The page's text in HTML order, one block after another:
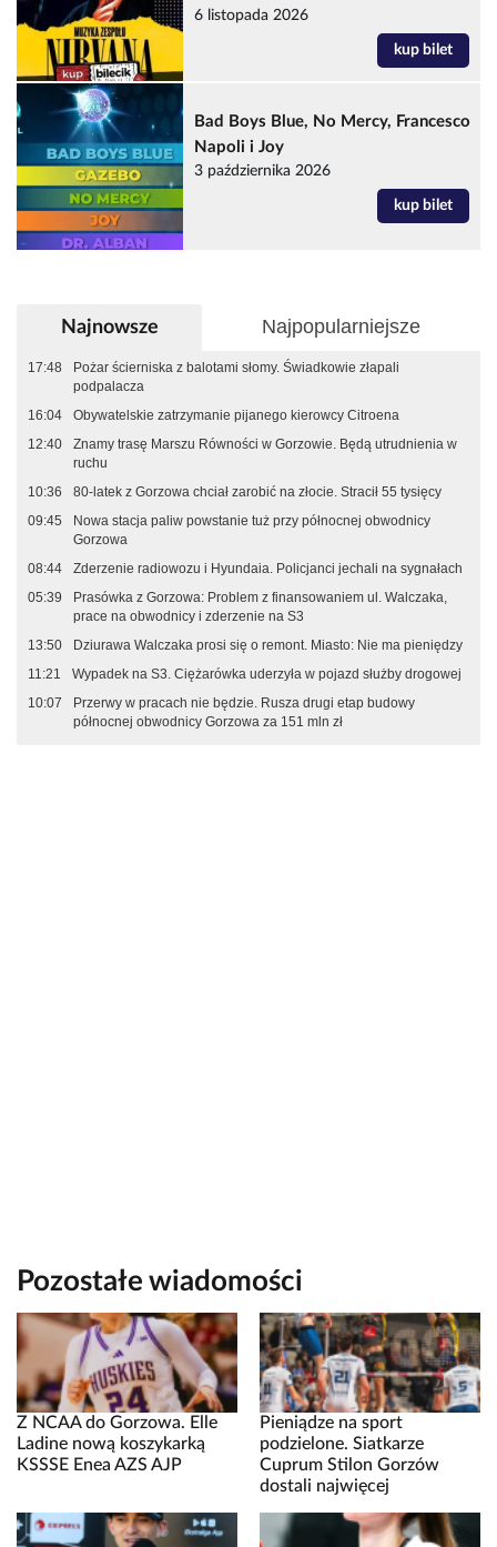
6 listopada 2026
kup bilet
Bad Boys Blue, No Mercy, Francesco
Napoli i Joy
3 października 2026
kup bilet
Najnowsze Najpopularniejsze
17:48
Pożar ścierniska z balotami słomy. Świadkowie złapali
podpalacza
16:04
Obywatelskie zatrzymanie pijanego kierowcy Citroena
12:40
Znamy trasę Marszu Równości w Gorzowie. Będą utrudnienia w
ruchu
10:36
80-latek z Gorzowa chciał zarobić na złocie. Stracił 55 tysięcy
09:45
Nowa stacja paliw powstanie tuż przy północnej obwodnicy
Gorzowa
08:44
Zderzenie radiowozu i Hyundaia. Policjanci jechali na sygnałach
05:39
Prasówka z Gorzowa: Problem z finansowaniem ul. Walczaka,
prace na obwodnicy i zderzenie na S3
13:50
Dziurawa Walczaka prosi się o remont. Miasto: Nie ma pieniędzy
11:21
Wypadek na S3. Ciężarówka uderzyła w pojazd służby drogowej
10:07
Przerwy w pracach nie będzie. Rusza drugi etap budowy
północnej obwodnicy Gorzowa za 151 mln zł
Pozostałe wiadomości
Z NCAA do Gorzowa. Elle
Ladine nową koszykarką
KSSSE Enea AZS AJP
Pieniądze na sport
podzielone. Siatkarze
Cuprum Stilon Gorzów
dostali najwięcej